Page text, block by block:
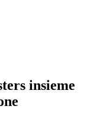
insieme